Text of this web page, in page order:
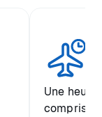
Une heure
comprise